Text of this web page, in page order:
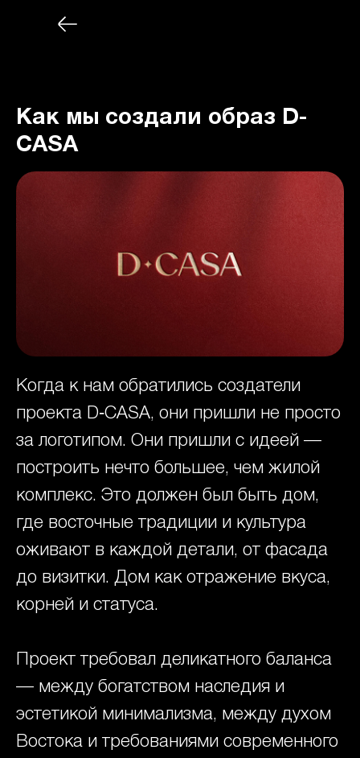
Как мы создали образ D-
CASA
Когда к нам обратились создатели
проекта D‑CASA, они пришли не просто
за логотипом. Они пришли с идеей —
построить нечто большее, чем жилой
комплекс. Это должен был быть дом,
где восточные традиции и культура
оживают в каждой детали, от фасада
до визитки. Дом как отражение вкуса,
корней и статуса.
Проект требовал деликатного баланса
— между богатством наследия и
эстетикой минимализма, между духом
Востока и требованиями современного